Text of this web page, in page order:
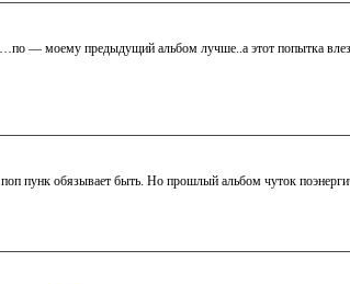
— моему предыдущий альбом лучше..а этот попытка
обязывает быть. Но прошлый альбом чуток